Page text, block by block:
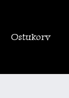
Ostukorv